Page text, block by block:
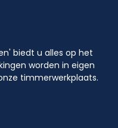
biedt u alles op het
worden in eigen
timmerwerkplaats.